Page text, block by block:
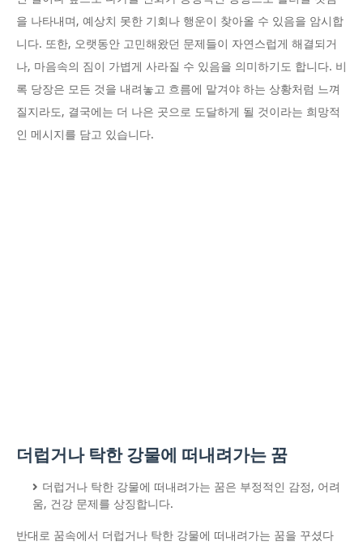
을 나타내며, 예상치 못한 기회나 행운이 찾아올 수 있음을 암시합
니다. 또한, 오랫동안 고민해왔던 문제들이 자연스럽게 해결되거
나, 마음속의 짐이 가볍게 사라질 수 있음을 의미하기도 합니다. 비
록 당장은 모든 것을 내려놓고 흐름에 맡겨야 하는 상황처럼 느껴
질지라도, 결국에는 더 나은 곳으로 도달하게 될 것이라는 희망적
인 메시지를 담고 있습니다.
더럽거나 탁한 강물에 떠내려가는 꿈
더럽거나 탁한 강물에 떠내려가는 꿈은 부정적인 감정, 어려
움, 건강 문제를 상징합니다.
반대로 꿈속에서 더럽거나 탁한 강물에 떠내려가는 꿈을 꾸셨다